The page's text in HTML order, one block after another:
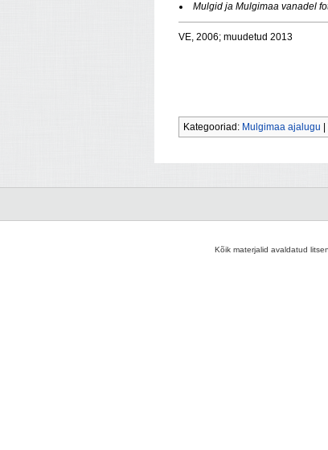
Mulgid ja Mulgimaa vanadel
VE, 2006; muudetud 2013
Kategooriad: Mulgimaa ajalugu
Kõik materjalid avaldatud